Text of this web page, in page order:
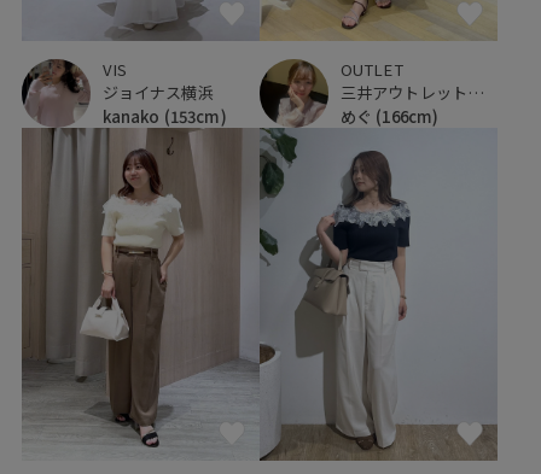
VIS
ジョイナス横浜
kanako (153cm)
OUTLET
三井アウトレットパーク 仙台港
めぐ (166cm)